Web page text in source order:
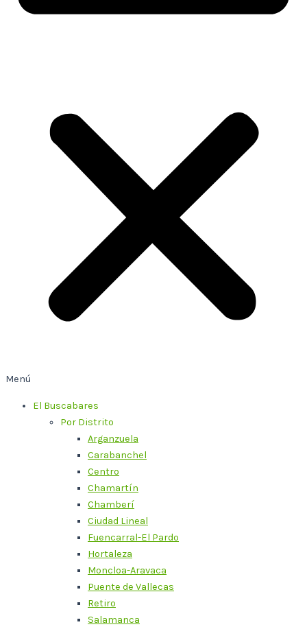
Menú
El Buscabares
Por Distrito
Arganzuela
Carabanchel
Centro
Chamartín
Chamberí
Ciudad Lineal
Fuencarral-El Pardo
Hortaleza
Moncloa-Aravaca
Puente de Vallecas
Retiro
Salamanca